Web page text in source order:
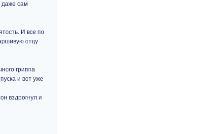
даже сам
И все по
отцу
гриппа
и вот уже
вздрогнул и